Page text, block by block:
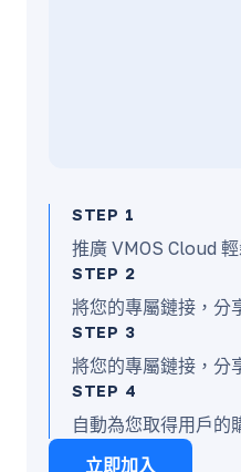
STEP 1
推廣 VMOS Cloud 輕
STEP 2
將您的專屬鏈接，分
STEP 3
將您的專屬鏈接，分
STEP 4
自動為您取得用戶的
立即加入